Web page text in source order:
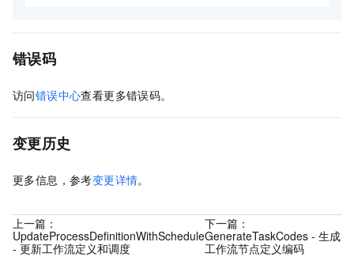
错误码
访问错误中心查看更多错误码。
变更历史
更多信息，参考变更详情。
上一篇：
UpdateProcessDefinitionWithSchedule
- 更新工作流定义和调度
下一篇：
GenerateTaskCodes - 生成
工作流节点定义编码